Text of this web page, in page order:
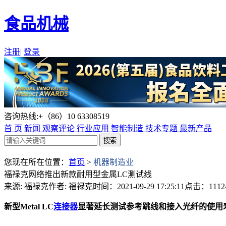
食品机械
注册| 登录
咨询热线:+（86）10 63308519
首 页 新闻 观察评论 行业应用 智能制造 技术专题 最新产品
您现在所在位置： 首页 > 机器制造业
福禄克网络推出新款耐用型金属LC测试线
来源: 福禄克作者: 福禄克时间：2021-09-29 17:25:11 点击：
新型Metal LC连接器显著延长测试参考跳线和接入光纤的使用